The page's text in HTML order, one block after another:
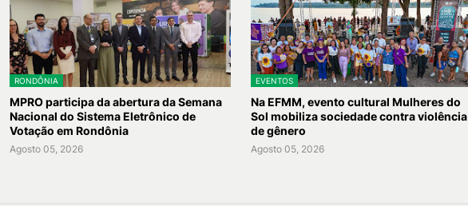
RONDÔNIA
MPRO participa da abertura da Semana
Nacional do Sistema Eletrônico de
Votação em Rondônia
Agosto 05, 2026
EVENTOS
Na EFMM, evento cultural Mulheres do
Sol mobiliza sociedade contra violência
de gênero
Agosto 05, 2026